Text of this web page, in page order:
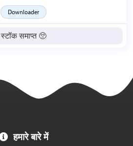
Downloader
स्टॉक समाप्त 🥺
हमारे बारे में